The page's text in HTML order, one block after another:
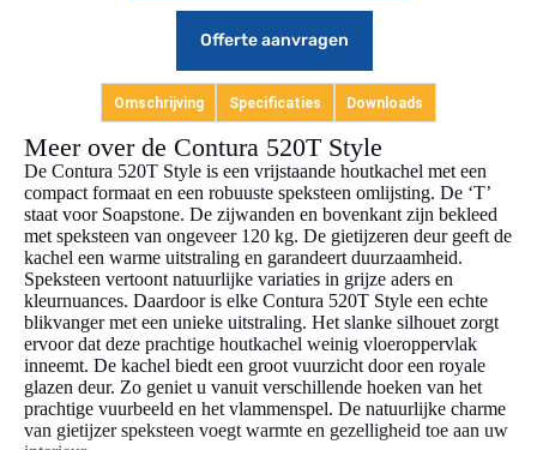
Offerte aanvragen
Omschrijving Specificaties Downloads
Meer over de Contura 520T Style
De Contura 520T Style is een vrijstaande houtkachel met een
compact formaat en een robuuste speksteen omlijsting. De ‘T’
staat voor Soapstone. De zijwanden en bovenkant zijn bekleed
met speksteen van ongeveer 120 kg. De gietijzeren deur geeft de
kachel een warme uitstraling en garandeert duurzaamheid.
Speksteen vertoont natuurlijke variaties in grijze aders en
kleurnuances. Daardoor is elke Contura 520T Style een echte
blikvanger met een unieke uitstraling. Het slanke silhouet zorgt
ervoor dat deze prachtige houtkachel weinig vloeroppervlak
inneemt. De kachel biedt een groot vuurzicht door een royale
glazen deur. Zo geniet u vanuit verschillende hoeken van het
prachtige vuurbeeld en het vlammenspel. De natuurlijke charme
van gietijzer speksteen voegt warmte en gezelligheid toe aan uw